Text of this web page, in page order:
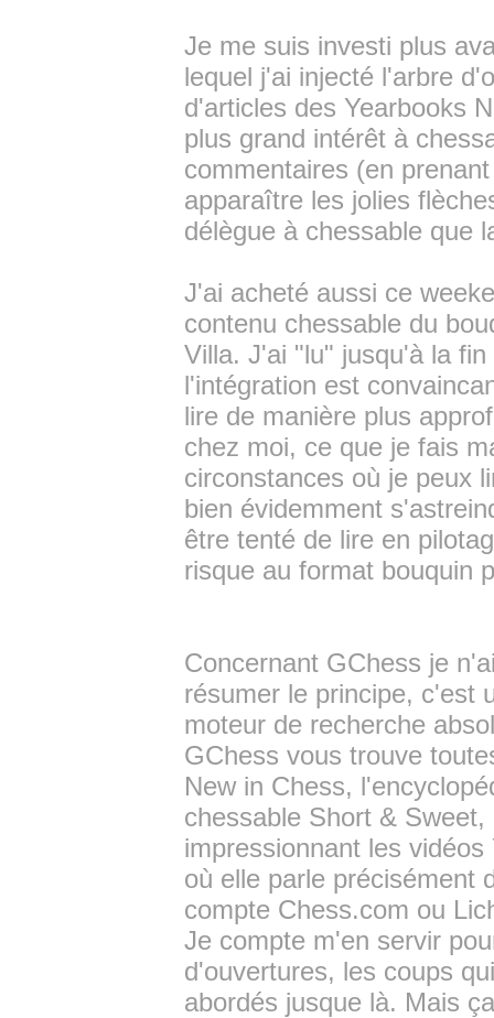
Je me suis investi plus
lequel j'ai injecté l'arbre
d'articles des Yearbooks
plus grand intérêt à
commentaires (en
apparaître les jolies
délègue à chessable que
J'ai acheté aussi ce
contenu chessable du
Villa. J'ai "lu" jusqu'à la
l'intégration est
lire de manière plus
chez moi, ce que je fais
circonstances où je peux
bien évidemment
être tenté de lire en
risque au format bouquin
Concernant GChess je
résumer le principe, c'est
moteur de recherche
GChess vous trouve
New in Chess,
chessable Short &
impressionnant les
où elle parle précisément
compte Chess.com ou
Je compte m'en servir
d'ouvertures, les coups
abordés jusque là. Mais